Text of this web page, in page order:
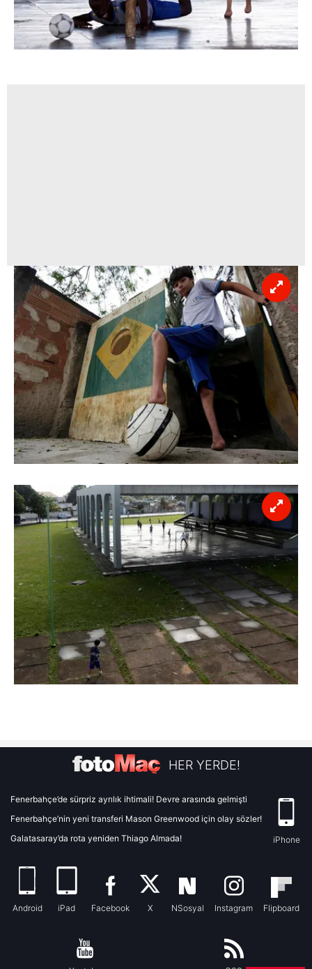
HER YERDE!
Fenerbahçe’de sürpriz ayrılık ihtimali! Devre arasında gelmişti
Fenerbahçe’nin yeni transferi Mason Greenwood için olay sözler!
Galatasaray’da rota yeniden Thiago Almada!
iPhone
Android iPad Facebook X NSosyal Instagram Flipboard